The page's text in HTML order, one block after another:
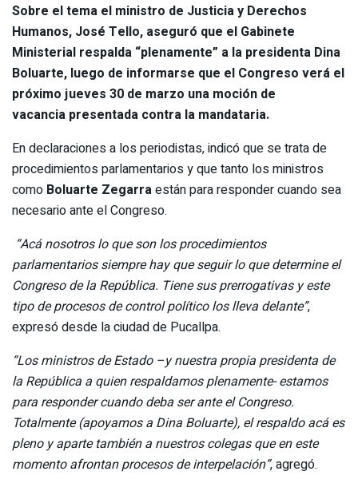
Sobre el tema el ministro de Justicia y Derechos
Humanos, José Tello, aseguró que el Gabinete
Ministerial respalda “plenamente” a la presidenta Dina
Boluarte, luego de informarse que el Congreso verá el
próximo jueves 30 de marzo una moción de
vacancia presentada contra la mandataria.
En declaraciones a los periodistas, indicó que se trata de
procedimientos parlamentarios y que tanto los ministros
como Boluarte Zegarraestán para responder cuando sea
necesario ante el Congreso.
“Acá nosotros lo que son los procedimientos
parlamentarios siempre hay que seguir lo que determine el
Congreso de la República. Tiene sus prerrogativas y este
tipo de procesos de control político los lleva delante”,
expresó desde la ciudad de Pucallpa.
“Los ministros de Estado –y nuestra propia presidenta de
la República a quien respaldamos plenamente- estamos
para responder cuando deba ser ante el Congreso.
Totalmente (apoyamos a Dina Boluarte), el respaldo acá es
pleno y aparte también a nuestros colegas que en este
momento afrontan procesos de interpelación”, agregó.